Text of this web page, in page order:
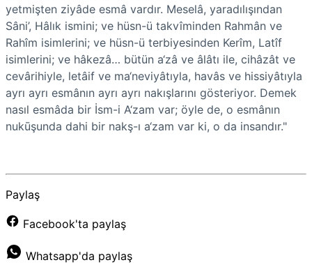
yetmişten ziyâde esmâ vardır. Meselâ, yaradılışından
Sâni’, Hâlık ismini; ve hüsn-ü takvîminden Rahmân ve
Rahîm isimlerini; ve hüsn-ü terbiyesinden Kerîm, Latîf
isimlerini; ve hâkezâ… bütün a‘zâ ve âlâtı ile, cihâzât ve
cevârihiyle, letâif ve ma‘neviyâtıyla, havâs ve hissiyâtıyla
ayrı ayrı esmânın ayrı ayrı nakışlarını gösteriyor. Demek
nasıl esmâda bir İsm-i A‘zam var; öyle de, o esmânın
nukūşunda dahi bir nakş-ı a‘zam var ki, o da insandır."
Paylaş
Facebook'ta paylaş
Whatsapp'da paylaş